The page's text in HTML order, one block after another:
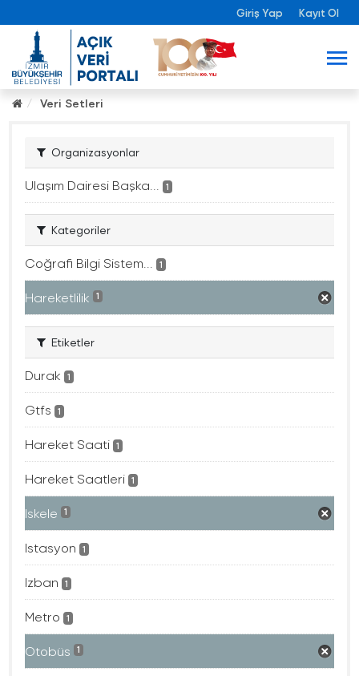
Giriş Yap Kayıt Ol
Veri Setleri
Organizasyonlar
Ulaşım Dairesi Başka... 1
Kategoriler
Coğrafi Bilgi Sistem... 1
Hareketlilik 1
Etiketler
Durak 1
Gtfs 1
Hareket Saati 1
Hareket Saatleri 1
Iskele 1
Istasyon 1
Izban 1
Metro 1
Otobüs 1